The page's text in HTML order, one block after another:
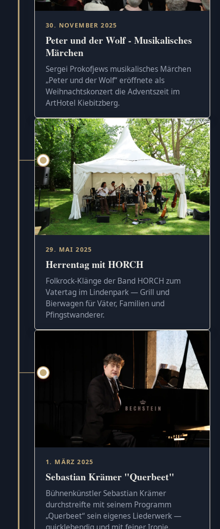
30. NOVEMBER 2025
Peter und der Wolf - Musikalisches
Märchen
Sergei Prokofjews musikalisches Märchen
„Peter und der Wolf“ eröffnete als
Weihnachtskonzert die Adventszeit im
ArtHotel Kiebitzberg.
29. MAI 2025
Herrentag mit HORCH
Folkrock-Klänge der Band HORCH zum
Vatertag im Lindenpark — Grill und
Bierwagen für Väter, Familien und
Pfingstwanderer.
1. MÄRZ 2025
Sebastian Krämer "Querbeet"
Bühnenkünstler Sebastian Krämer
durchstreifte mit seinem Programm
„Querbeet“ sein eigenes Liederwerk —